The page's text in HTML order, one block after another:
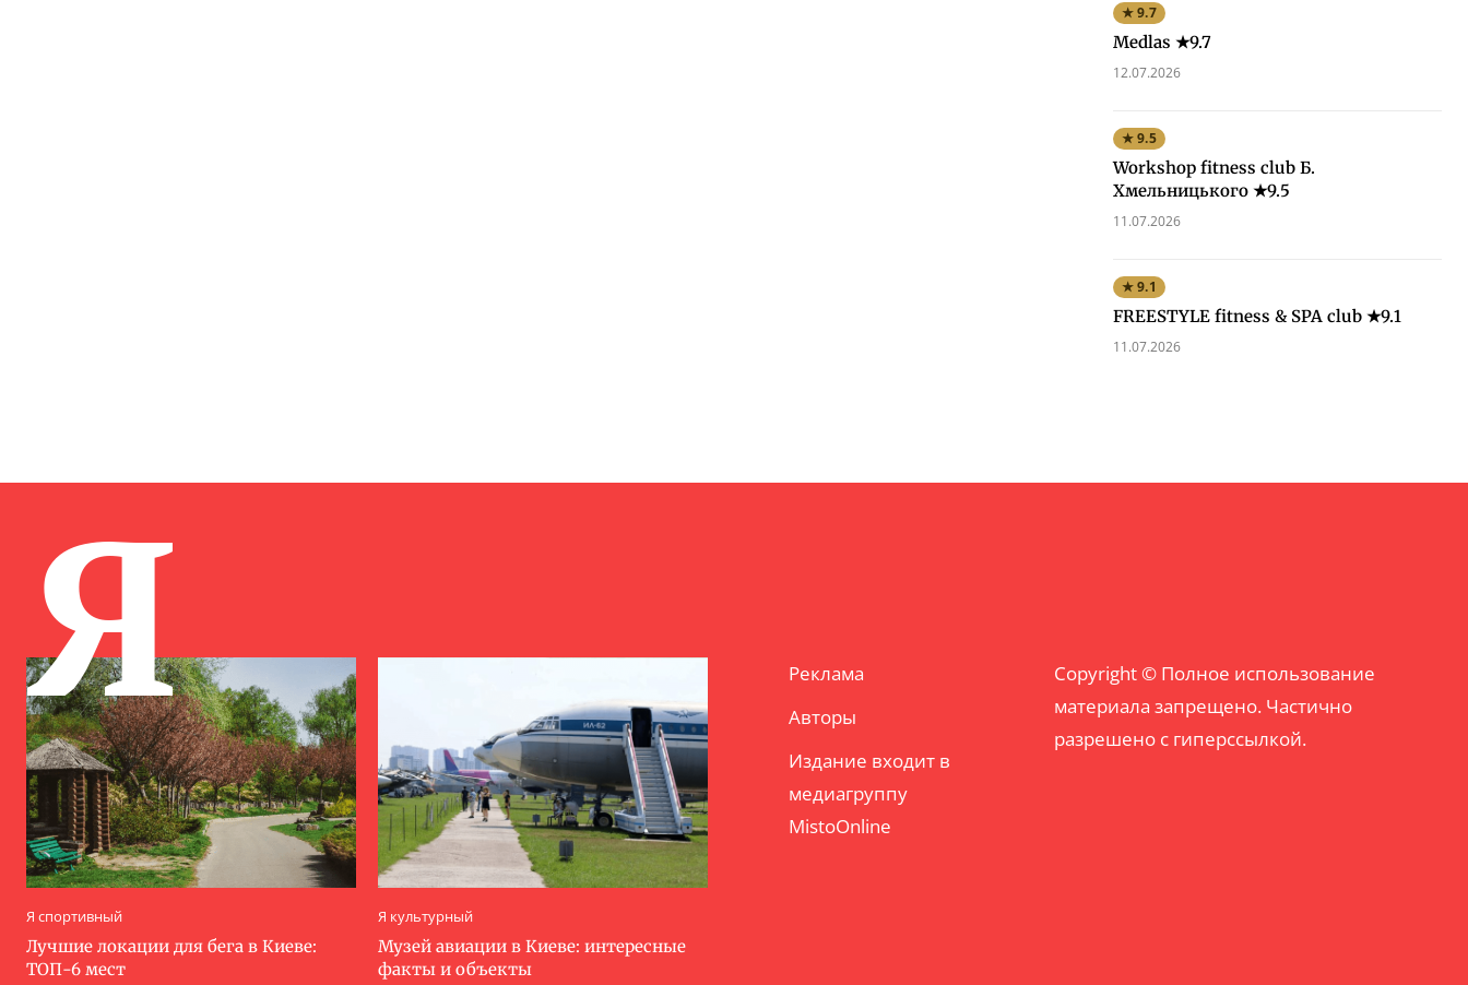
★ 9.7
Medlas ★9.7
12.07.2026
★ 9.5
Workshop fitness club Б.
Хмельницького ★9.5
11.07.2026
★ 9.1
FREESTYLE fitness & SPA club ★9.1
11.07.2026
Я
Я спортивный
Лучшие локации для бега в Киеве:
ТОП-6 мест
Я культурный
Музей авиации в Киеве: интересные
факты и объекты
Реклама
Авторы
Издание входит в
медиагруппу
MistoOnline
Copyright © Полное использование
материала запрещено. Частично
разрешено с гиперссылкой.